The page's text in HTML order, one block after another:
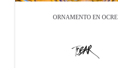
ORNAMENTO EN OCRE